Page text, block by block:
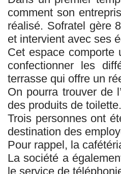
comment son
réalisé. Sofratel gère
et intervient avec ses
Cet espace comporte
confectionner les
terrasse qui offre un
On pourra trouver de
des produits de toilette.
Trois personnes ont
destination des
Pour rappel, la
La société a
le service de